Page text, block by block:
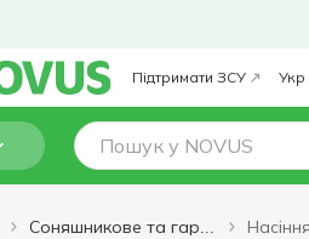
Підтримати ЗСУ Укр